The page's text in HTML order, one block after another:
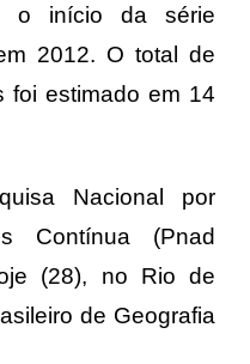
o início da série
2012. O total de
foi estimado em 14
Nacional por
Contínua (Pnad
(28), no Rio de
de Geografia